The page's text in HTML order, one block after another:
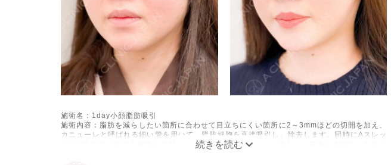
施術名：1day小顔脂肪吸引
施術内容：脂肪を減らしたい箇所に合わせて目立ちにくい箇所に2～3mmほどの切開を加え、
カニューレと呼ばれる細い管を用いて、脂肪細胞を直接吸引し、除去します。同時にAスレッ
ド®と呼ばれる溶ける繊維をお顔の目立たない部分から皮下へ挿入し、皮膚を内側から引き上